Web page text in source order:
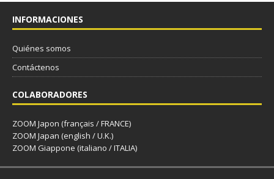
INFORMACIONES
Quiénes somos
Contáctenos
COLABORADORES
ZOOM Japon (français / FRANCE)
ZOOM Japan (english / U.K.)
ZOOM Giappone (italiano / ITALIA)